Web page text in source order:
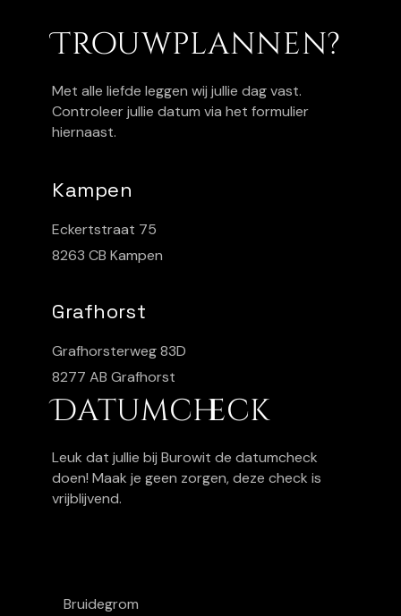
Trouwplannen?
Met alle liefde leggen wij jullie dag vast.
Controleer jullie datum via het formulier
hiernaast.
Kampen
Eckertstraat 75
8263 CB Kampen
Grafhorst
Grafhorsterweg 83D
8277 AB Grafhorst
Datumcheck
Leuk dat jullie bij Burowit de datumcheck
doen! Maak je geen zorgen, deze check is
vrijblijvend.